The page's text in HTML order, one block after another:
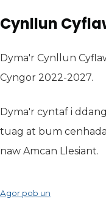
Cynllun
Dyma'r Cynllun
Cyngor 2022-2027.
Dyma'r cyntaf i
tuag at bum
naw Amcan Llesiant.
Agor pob un